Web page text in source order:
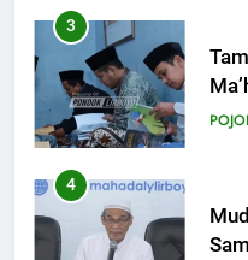
3
4